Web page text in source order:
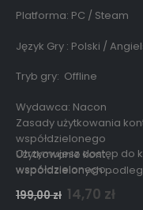
Platforma: PC / Steam
Język Gry : Polski /
Tryb gry: Offline
Wydawca: Nacon
Zasady użytkowania
współdzielonego
Użytkowanie kont
współdzielonych
zasadom opisanym
wregulaminie strony.
Otrzymujesz dostęp do
współdzielonego…
199,00zł 14,70 zł